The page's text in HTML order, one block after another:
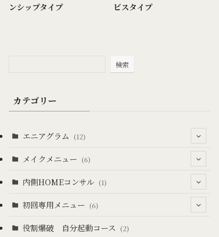
ンシップタイプ
ビスタイプ
検索
カテゴリー
エニアグラム (12)
(2)
(10)
メイクメニュー (6)
(2)
内側HOMEコンサル (1)
初回専用メニュー (6)
(6)
役割爆破 自分起動コース (2)